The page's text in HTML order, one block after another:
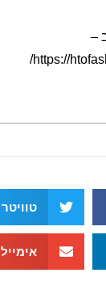
–
https://
טוויטר
אימייל